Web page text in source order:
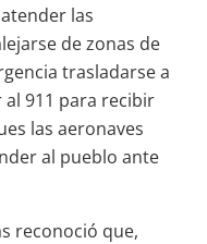
las
de zonas de
trasladarse a
911 para recibir
las aeronaves
al pueblo ante
reconoció que,